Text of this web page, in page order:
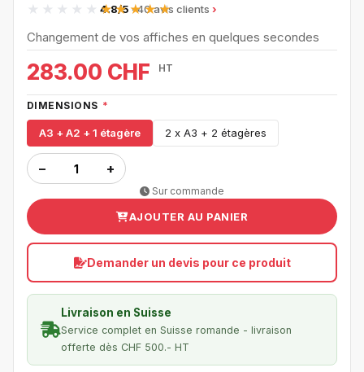
4.8/5· 40 avis clients
Changement de vos affiches en quelques secondes
283.00 CHF HT
DIMENSIONS *
A3 + A2 + 1 étagère 2 x A3 + 2 étagères
− +
Sur commande
AJOUTER AU PANIER
Demander un devis pour ce produit
Livraison en Suisse
Service complet en Suisse romande - livraison
offerte dès CHF 500.- HT